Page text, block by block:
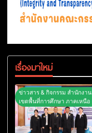
เรื่องมาใหม่
ข่าวสาร & กิจกรรม สำนักงาน
เขตพื้นที่การศึกษา ภาคเหนือ